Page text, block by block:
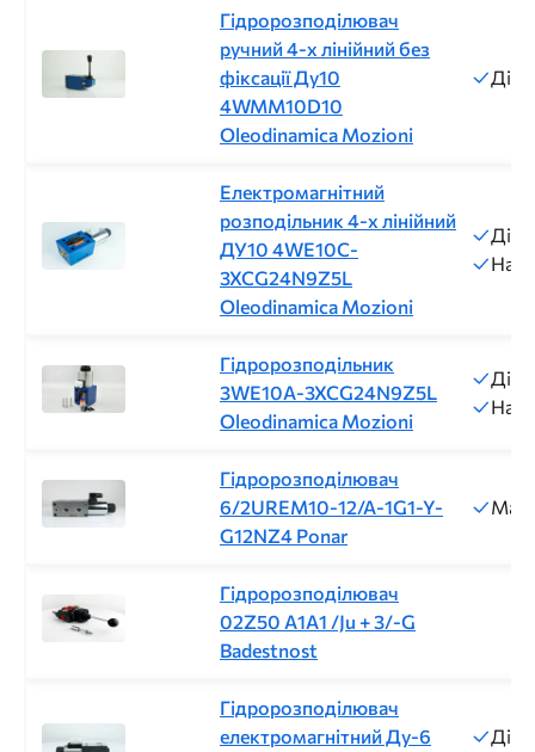
Гідророзподілювач
ручний 4-х лінійний без
фіксації Ду10
4WMM10D10
Oleodinamica Mozioni
Електромагнітний
розподільник 4-х лінійний
ДУ10 4WE10C-
3XCG24N9Z5L
Oleodinamica Mozioni
Гідророзподільник
3WE10A-3XCG24N9Z5L
Oleodinamica Mozioni
Гідророзподілювач
6/2UREM10-12/A-1G1-Y-
G12NZ4 Ponar
Гідророзподілювач
02Z50 A1A1 /Ju + 3/-G
Badestnost
Гідророзподілювач
електромагнітний Ду-6